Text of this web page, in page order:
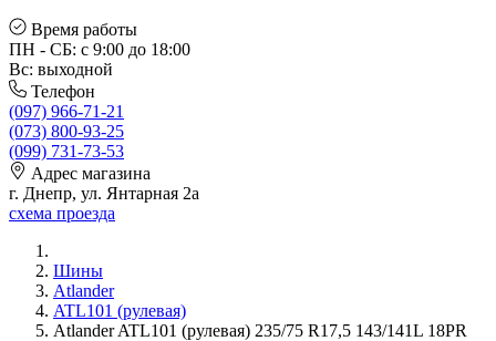
Время работы
ПН - СБ: с 9:00 до 18:00
Вс: выходной
Телефон
(097) 966-71-21
(073) 800-93-25
(099) 731-73-53
Адрес магазина
г. Днепр, ул. Янтарная 2а
схема проезда
Шины
Atlander
ATL101 (рулевая)
Atlander ATL101 (рулевая) 235/75 R17,5 143/141L 18PR